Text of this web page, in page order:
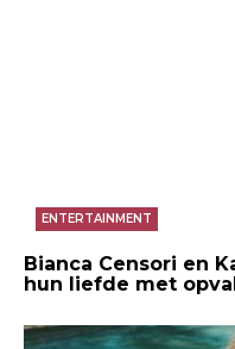
ENTERTAINMENT
Bianca Censori en
hun liefde met